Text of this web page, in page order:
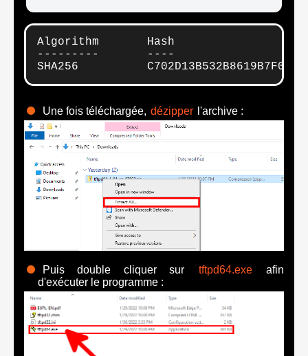
Algorithm       Hash
---------       ----
SHA256
Une fois téléchargée, dézipper l'archive :
Puis double cliquer sur tftpd64.exe
afin
d'exécuter le programme :